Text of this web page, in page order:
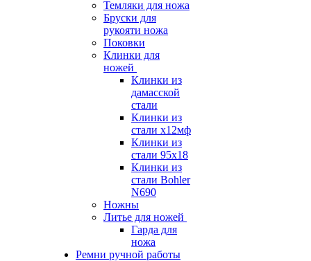
Темляки для ножа
Бруски для
рукояти ножа
Поковки
Клинки для
ножей
Клинки из
дамасской
стали
Клинки из
стали х12мф
Клинки из
стали 95х18
Клинки из
стали Bohler
N690
Ножны
Литье для ножей
Гарда для
ножа
Ремни ручной работы